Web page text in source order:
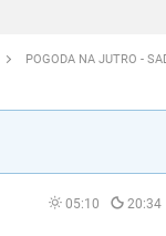
POGODA NA JUTRO -
05:10 20:34